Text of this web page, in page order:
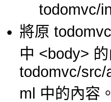
todomvc/
將原
中 <body>
todomvc/src/
ml 中的內容